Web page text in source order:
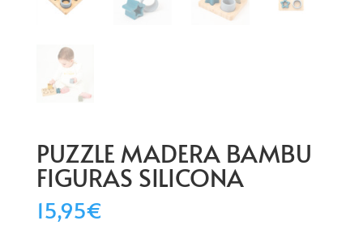
PUZZLE MADERA BAMBU
FIGURAS SILICONA
15,95€